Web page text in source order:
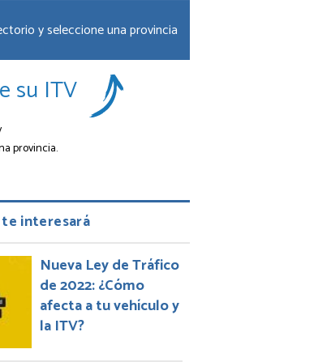
y seleccione una provincia
su ITV
provincia.
interesará
Nueva Ley de Tráfico
de 2022: ¿Cómo
afecta a tu vehículo y
la ITV?